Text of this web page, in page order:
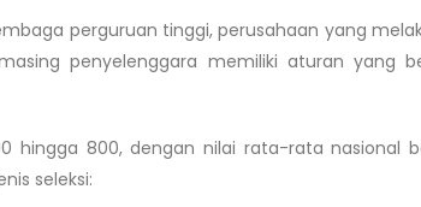
perguruan tinggi, perusahaan yang
penyelenggara memiliki aturan yang
hingga 800, dengan nilai rata-rata nasional
seleksi: